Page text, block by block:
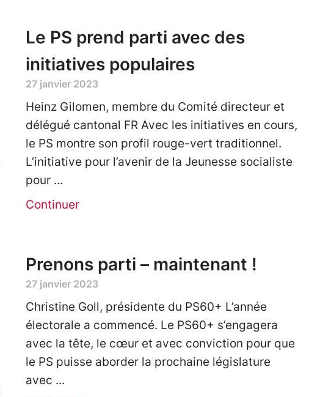
Le PS prend parti avec des
initiatives populaires
27 janvier 2023
Heinz Gilomen, membre du Comité directeur et
délégué cantonal FR Avec les initiatives en cours,
le PS montre son profil rouge-vert traditionnel.
L’initiative pour l’avenir de la Jeunesse socialiste
pour
Continuer
Prenons parti – maintenant !
27 janvier 2023
Christine Goll, présidente du PS60+ L’année
électorale a commencé. Le PS60+ s’engagera
avec la tête, le cœur et avec conviction pour que
le PS puisse aborder la prochaine législature
avec